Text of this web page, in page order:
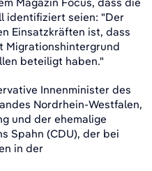
Magazin Focus, dass die
identifiziert seien: "Der
Einsatzkräften ist, dass
Migrationshintergrund
beteiligt haben."
Innenminister des
Nordrhein-Westfalen,
und der ehemalige
Spahn (CDU), der bei
in der